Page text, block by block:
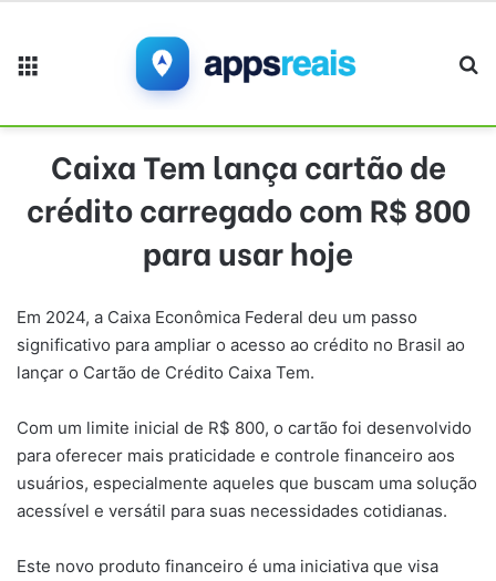
Caixa Tem lança cartão de
crédito carregado com R$ 800
para usar hoje
Em 2024, a Caixa Econômica Federal deu um passo
significativo para ampliar o acesso ao crédito no Brasil ao
lançar o Cartão de Crédito Caixa Tem.
Com um limite inicial de R$ 800, o cartão foi desenvolvido
para oferecer mais praticidade e controle financeiro aos
usuários, especialmente aqueles que buscam uma solução
acessível e versátil para suas necessidades cotidianas.
Este novo produto financeiro é uma iniciativa que visa